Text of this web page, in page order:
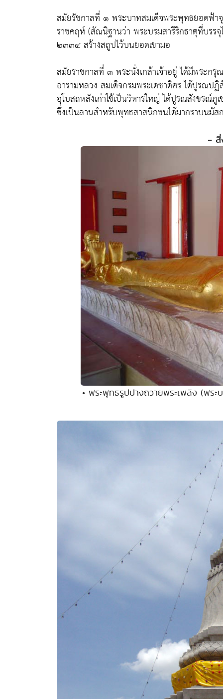
สมัยรัชกาลที่ ๑ พระบาทสมเด็จพระพุทธยอดฟ้า
ราชคฤห์ (สัณนิฐานว่า พระบรมสารีริกธาตุที่บรร
๒๓๓๔ สร้างสถูปไว้บนยอดเขามอ
สมัยราชกาลที่ ๓ พระนั่งเกล้าเจ้าอยู่ ได้มีพระก
อารามหลวง สมเด็จกรมพระเดชาดิศร ได้ปูรณ
อุโบสถหลังเก่าใช้เป็นวิหารใหญ่ ได้ปูรณสังขรณ์
ซึ่งเป็นลานสำหรับพุทธสาสนิกชนได้มากราบนมัส
- สิ่
• พระพุทธรูปปางถวายพระเพลิง (พระ